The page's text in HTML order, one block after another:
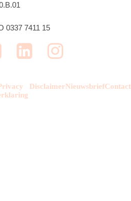
0337 7411 15
DisclaimerNieuwsbriefContact